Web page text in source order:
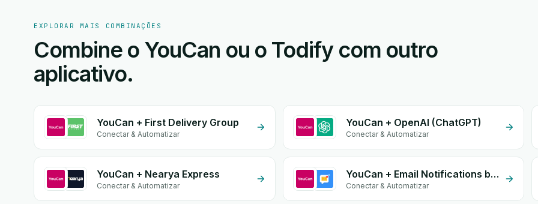
EXPLORAR MAIS COMBINAÇÕES
Combine o YouCan ou o Todify com outro
aplicativo.
YouCan + First Delivery Group
Conectar & Automatizar
YouCan + OpenAI (ChatGPT)
Conectar & Automatizar
YouCan + Nearya Express
Conectar & Automatizar
YouCan + Email Notifications by eGrow
Conectar & Automatizar